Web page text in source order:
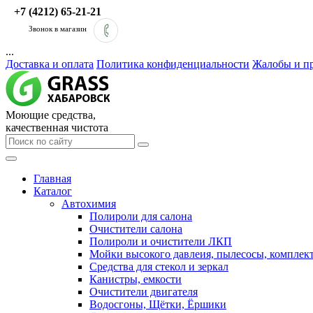
+7 (4212) 65-21-21
Звонок в магазин
...
Доставка и оплата Политика конфиденциальности Жалобы и
Моющие средства,
качественная чистота
Главная
Каталог
Автохимия
Полироли для салона
Очистители салона
Полироли и очистители ЛКП
Мойки высокого давлеия, пылесосы,
Средства для стекол и зеркал
Канистры, емкости
Очистители двигателя
Водосгоны, Щётки, Ёршики